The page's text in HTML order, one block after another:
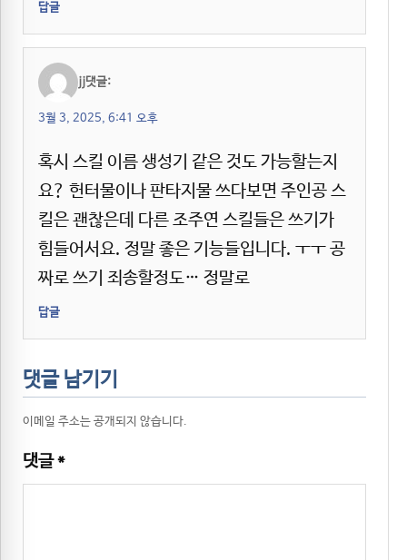
답글
jj댓글:
3월 3, 2025, 6:41 오후
혹시 스킬 이름 생성기 같은 것도 가능할는지
요? 헌터물이나 판타지물 쓰다보면 주인공 스
킬은 괜찮은데 다른 조주연 스킬들은 쓰기가
힘들어서요. 정말 좋은 기능들입니다. ㅜㅜ 공
짜로 쓰기 죄송할정도… 정말로
답글
댓글 남기기
이메일 주소는 공개되지 않습니다.
댓글*